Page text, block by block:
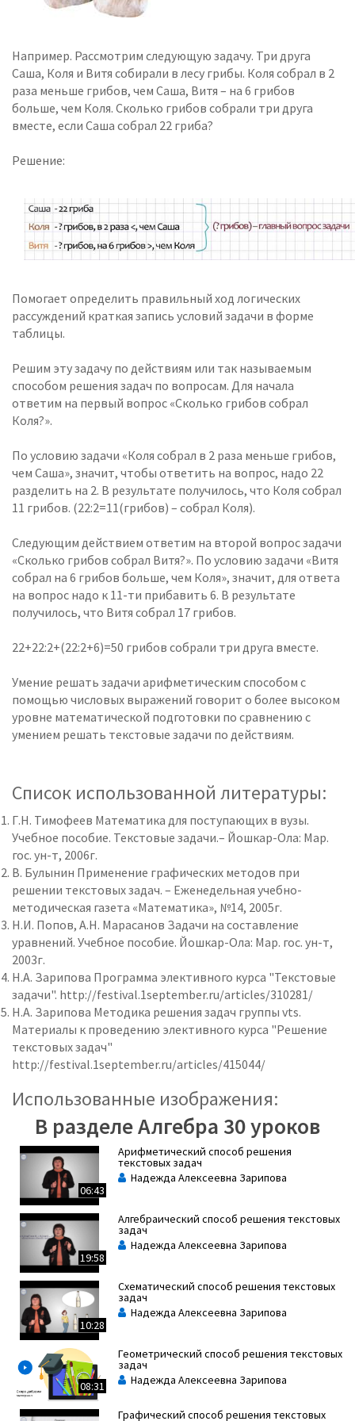
Например. Рассмотрим следующую задачу. Три друга
Саша, Коля и Витя собирали в лесу грибы. Коля собрал в 2
раза меньше грибов, чем Саша, Витя – на 6 грибов
больше, чем Коля. Сколько грибов собрали три друга
вместе, если Саша собрал 22 гриба?
Решение:
Помогает определить правильный ход логических
рассуждений краткая запись условий задачи в форме
таблицы.
Решим эту задачу по действиям или так называемым
способом решения задач по вопросам. Для начала
ответим на первый вопрос «Сколько грибов собрал
Коля?».
По условию задачи «Коля собрал в 2 раза меньше грибов,
чем Саша», значит, чтобы ответить на вопрос, надо 22
разделить на 2. В результате получилось, что Коля собрал
11 грибов. (22:2=11(грибов) – собрал Коля).
Следующим действием ответим на второй вопрос задачи
«Сколько грибов собрал Витя?». По условию задачи «Витя
собрал на 6 грибов больше, чем Коля», значит, для ответа
на вопрос надо к 11-ти прибавить 6. В результате
получилось, что Витя собрал 17 грибов.
22+22:2+(22:2+6)=50 грибов собрали три друга вместе.
Умение решать задачи арифметическим способом с
помощью числовых выражений говорит о более высоком
уровне математической подготовки по сравнению с
умением решать текстовые задачи по действиям.
Список использованной литературы:
Г.Н. Тимофеев Математика для поступающих в вузы.
Учебное пособие. Текстовые задачи.– Йошкар-Ола: Мар.
гос. ун-т, 2006г.
В. Булынин Применение графических методов при
решении текстовых задач. – Еженедельная учебно-
методическая газета «Математика», №14, 2005г.
Н.И. Попов, А.Н. Марасанов Задачи на составление
уравнений. Учебное пособие. Йошкар-Ола: Мар. гос. ун-т,
2003г.
Н.А. Зарипова Программа элективного курса "Текстовые
задачи". http://festival.1september.ru/articles/310281/
Н.А. Зарипова Методика решения задач группы vts.
Материалы к проведению элективного курса "Решение
текстовых задач"
http://festival.1september.ru/articles/415044/
Использованные изображения:
В разделе Алгебра 30 уроков
06:43
Арифметический способ решения
текстовых задач
Надежда Алексеевна Зарипова
19:58
Алгебраический способ решения текстовых
задач
Надежда Алексеевна Зарипова
10:28
Cхематический способ решения текстовых
задач
Надежда Алексеевна Зарипова
08:31
Геометрический способ решения текстовых
задач
Надежда Алексеевна Зарипова
Графический способ решения текстовых